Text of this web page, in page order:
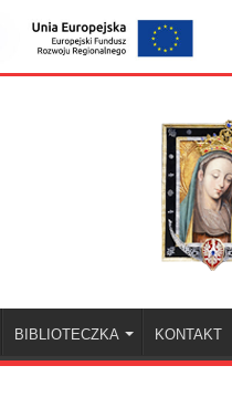
BIBLIOTECZKA KONTAKT